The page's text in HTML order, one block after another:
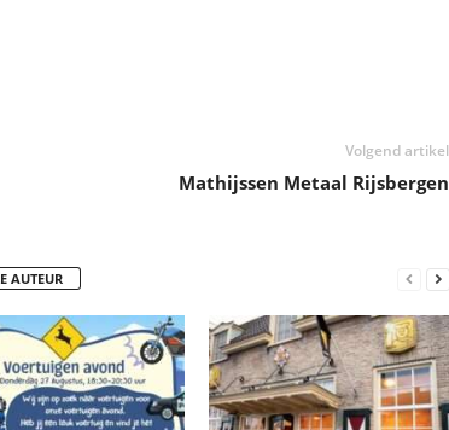
Volgend artikel
Mathijssen Metaal Rijsbergen
AUTEUR